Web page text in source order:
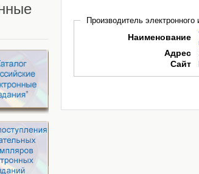
Производитель электронного
Наименование
Адрес
Сайт